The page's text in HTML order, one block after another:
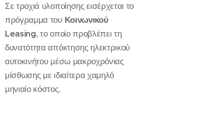
Σε τροχιά υλοποίησης εισέρχεται το
πρόγραμμα του Κοινωνικού
Leasing, το οποίο προβλέπει τη
δυνατότητα απόκτησης ηλεκτρικού
αυτοκινήτου μέσω μακροχρόνιας
μίσθωσης με ιδιαίτερα χαμηλό
μηνιαίο κόστος.